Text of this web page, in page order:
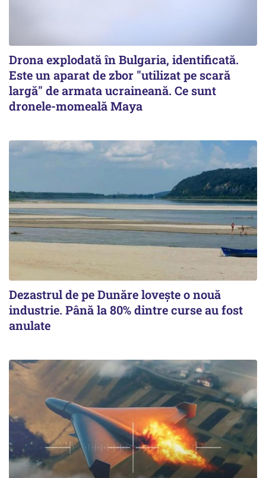
Drona explodată în Bulgaria, identificată.
Este un aparat de zbor "utilizat pe scară
largă" de armata ucraineană. Ce sunt
dronele-momeală Maya
Dezastrul de pe Dunăre lovește o nouă
industrie. Până la 80% dintre curse au fost
anulate